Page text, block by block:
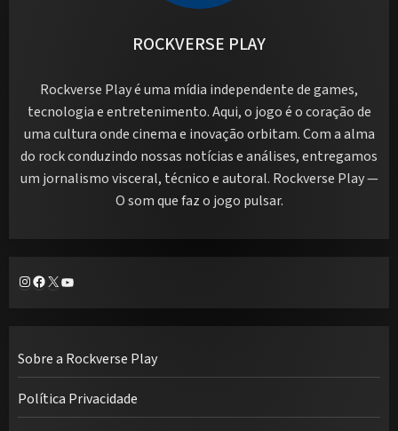
ROCKVERSE PLAY
Rockverse Play é uma mídia independente de games,
tecnologia e entretenimento. Aqui, o jogo é o coração de
uma cultura onde cinema e inovação orbitam. Com a alma
do rock conduzindo nossas notícias e análises, entregamos
um jornalismo visceral, técnico e autoral. Rockverse Play —
O som que faz o jogo pulsar.
Instagram
Facebook
X Youtube
Sobre a Rockverse Play
Política Privacidade